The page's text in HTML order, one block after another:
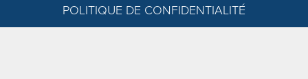
POLITIQUE DE CONFIDENTIALITÉ